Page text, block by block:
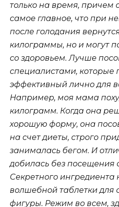
только на время, причем
самое главное, что при
после голодания
килограммы, но и могут
со здоровьем. Лучше
специалистами, которые
эффективный лично для
Например, моя мама
килограмм. Когда она
хорошую форму, она
на счет диеты, строго
занималась бегом. И
добилась без посещения
Секретного ингредиента
волшебной таблетки для
фигуры. Режим во всем,